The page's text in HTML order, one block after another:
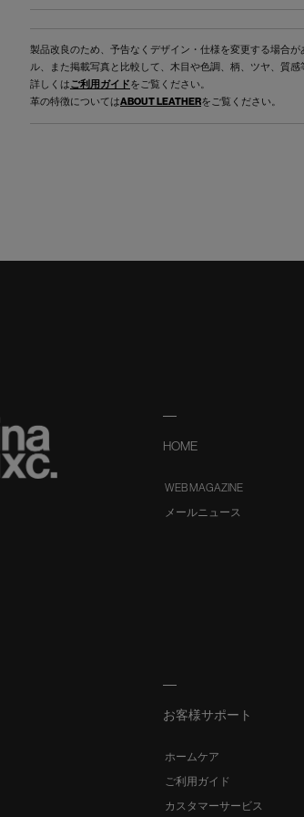
製品改良のため、予告なくデザイン・仕様を変更する場合
ル、また掲載写真と比較して、木目や色調、柄、ツヤ、質
詳しくはご利用ガイドをご覧ください。
革の特徴についてはABOUT LEATHERをご覧ください。
HOME
WEB MAGAZINE
メールニュース
お客様サポート
ホームケア
ご利用ガイド
カスタマーサービス